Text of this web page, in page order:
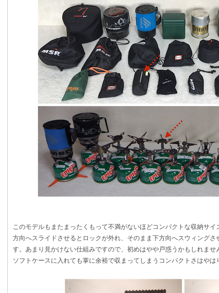
このモデルもまたまったくもって不満がないほどコンパクトな収納サ
方向へスライドさせるとロックが外れ、そのまま下方向へスウィング
す。あまり見かけない仕組みですので、初めはやや戸惑うかもしれま
ソフトケースに入れても掌に余裕で収まってしまうコンパクトさはや